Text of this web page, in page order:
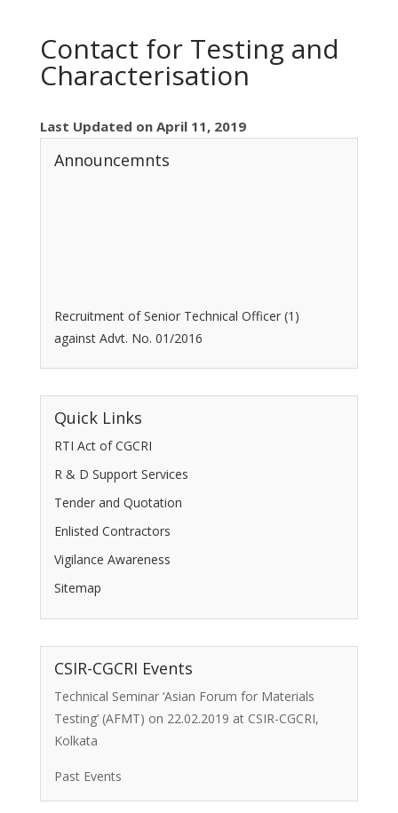
Contact for Testing and
Characterisation
Last Updated on April 11, 2019
Announcemnts
Recruitment of Senior Technical Officer (1)
against Advt. No. 01/2016
Quick Links
RTI Act of CGCRI
R & D Support Services
Tender and Quotation
Enlisted Contractors
Vigilance Awareness
Sitemap
CSIR-CGCRI Events
Technical Seminar ‘Asian Forum for Materials
Testing’ (AFMT) on 22.02.2019 at CSIR-CGCRI,
Kolkata
Past Events